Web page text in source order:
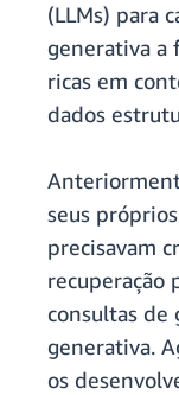
(LLMs) para
generativa a
ricas em
dados
seus
precisavam
recuperação
consultas de
generativa.
os